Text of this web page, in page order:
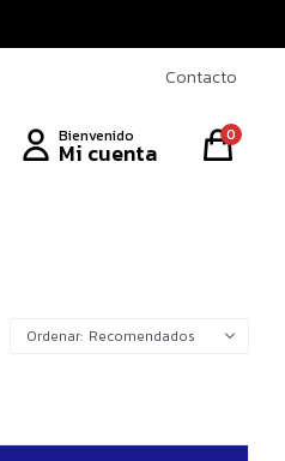
0
Contacto
Recomendados